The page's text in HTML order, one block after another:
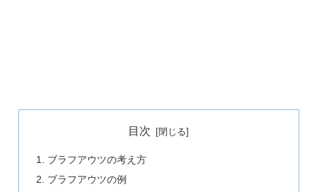
目次
ブラフアウツの考え方
ブラフアウツの例